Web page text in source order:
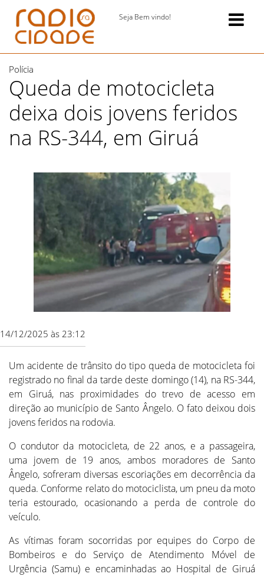
Seja Bem vindo!
Polícia
Queda de motocicleta
deixa dois jovens feridos
na RS-344, em Giruá
14/12/2025 às 23:12
Um acidente de trânsito do tipo queda de motocicleta foi
registrado no final da tarde deste domingo (14), na RS-344,
em Giruá, nas proximidades do trevo de acesso em
direção ao município de Santo Ângelo. O fato deixou dois
jovens feridos na rodovia.
O condutor da motocicleta, de 22 anos, e a passageira,
uma jovem de 19 anos, ambos moradores de Santo
Ângelo, sofreram diversas escoriações em decorrência da
queda. Conforme relato do motociclista, um pneu da moto
teria estourado, ocasionando a perda de controle do
veículo.
As vítimas foram socorridas por equipes do Corpo de
Bombeiros e do Serviço de Atendimento Móvel de
Urgência (Samu) e encaminhadas ao Hospital de Giruá